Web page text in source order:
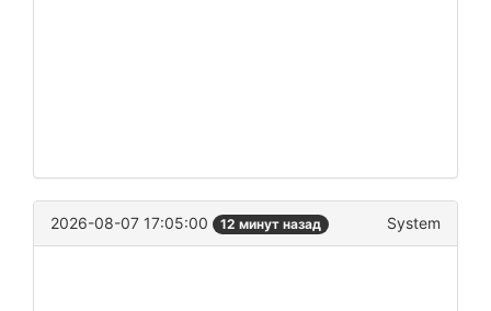
2026-08-07 17:05:00 12 минут назад System